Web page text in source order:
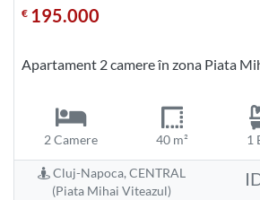
€ 195.000
Apartament 2 camere în zona Piata
2 Camere 40 m² 1
Cluj-Napoca, CENTRAL
(Piata Mihai Viteazul)